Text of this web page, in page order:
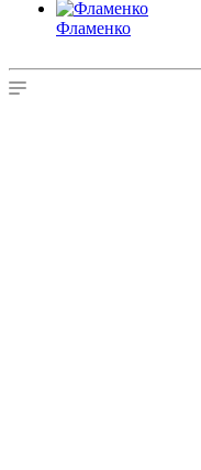
Фламенко